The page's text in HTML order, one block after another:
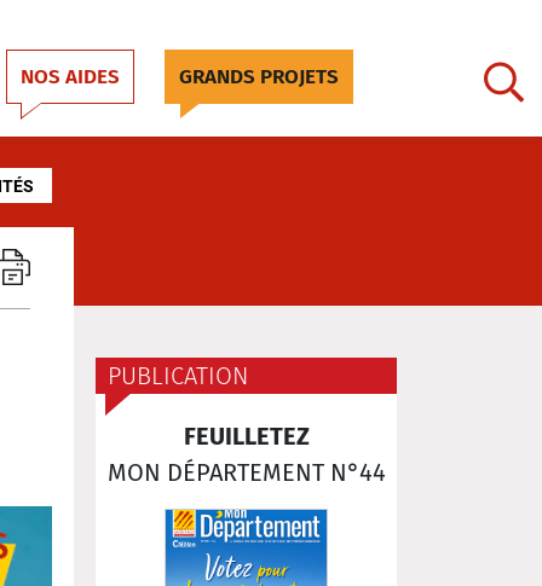
NOS AIDES GRANDS PROJETS
PUBLICATION
FEUILLETEZ
MON DÉPARTEMENT N°44